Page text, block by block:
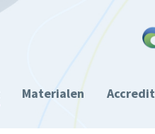
Materialen